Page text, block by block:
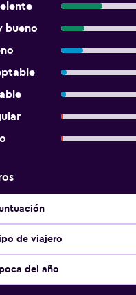
bueno
de viajero
del año